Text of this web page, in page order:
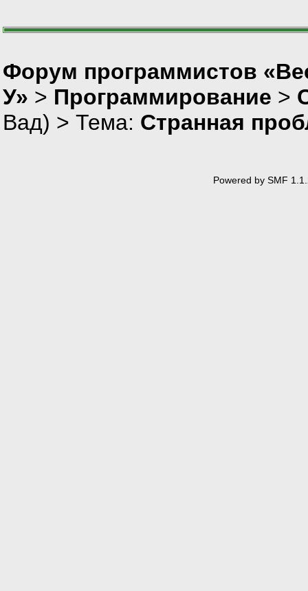
Форум программистов
У» > Программирование >
Вад) > Тема: Странная
Powered by SMF